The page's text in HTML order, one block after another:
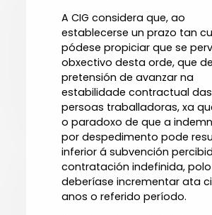
A CIG considera que, ao
establecerse un prazo tan
pódese propiciar que se
obxectivo desta orde, que
pretensión de avanzar na
estabilidade contractual das
persoas traballadoras, xa
o paradoxo de que a
por despedimento pode
inferior á subvención
contratación indefinida,
deberíase incrementar ata
anos o referido período.